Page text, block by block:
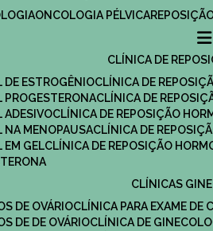
ONCOLOGIA PÉLVICA
CLÍNICA DE
DE ESTROGÊNIO
CLÍNICA DE
PROGESTERONA
CLÍNICA DE
ADESIVO
CLÍNICA DE REPOSIÇÃO
NA MENOPAUSA
CLÍNICA DE
EM GEL
CLÍNICA DE REPOSIÇÃO
CLÍNICAS
DE OVÁRIO
CLÍNICA PARA EXAME DE
DE DE OVÁRIO
CLÍNICA DE